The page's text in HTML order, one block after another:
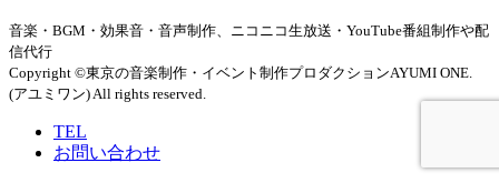
音楽・BGM・効果音・音声制作、ニコニコ生放送・YouTube番組制作や配
信代行
Copyright ©東京の音楽制作・イベント制作プロダクションAYUMI ONE.
(アユミワン) All rights reserved.
TEL
お問い合わせ